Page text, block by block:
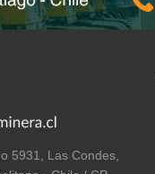
5931, Las Condes,